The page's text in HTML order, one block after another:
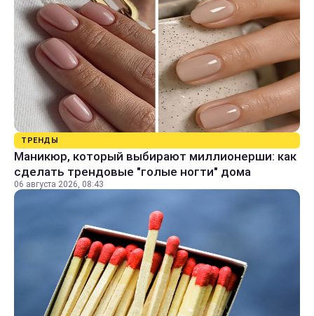
ТРЕНДЫ
Маникюр, который выбирают миллионерши: как
сделать трендовые "голые ногти" дома
06 августа 2026, 08:43